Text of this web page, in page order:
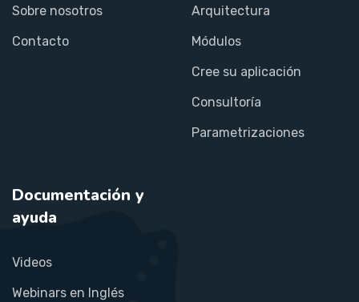
Sobre nosotros
Contacto
Arquitectura
Módulos
Cree su aplicación
Consultoría
Parametrizaciones
Documentación y
ayuda
Videos
Webinars en Inglés